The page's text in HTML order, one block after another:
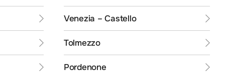
Venezia – Castello
Tolmezzo
Pordenone